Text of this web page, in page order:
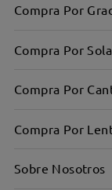
Compra Por
Compra Por
Compra Por
Compra Por
Sobre Nosotros